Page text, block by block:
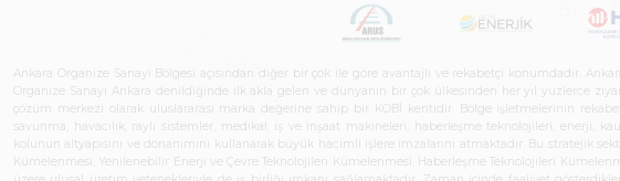
Ankara Organize Sanayi Bölgesi açısından diğer bir çok ile göre avantajlı ve rekabetçi konumdadır.
Organize Sanayi Ankara denildiğinde ilk akla gelen ve dünyanın bir çok ülkesinden her yıl yüzlerce
çözüm merkezi olarak uluslararası marka değerine sahip bir KOBİ kentidir. Bölge işletmelerinin
savunma, havacılık, raylı sistemler, medikal, iş ve inşaat makineleri, haberleşme teknolojileri, enerji,
kolunun altyapısını ve donanımını kullanarak büyük hacimli işlere imzalarını atmaktadır. Bu stratejik
Kümelenmesi, Yenilenebilir Enerji ve Çevre Teknolojileri Kümelenmesi, Haberleşme Teknolojileri